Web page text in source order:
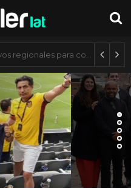
Mercado de IA agéntica tiene un valor de 450 mil millones de dólares